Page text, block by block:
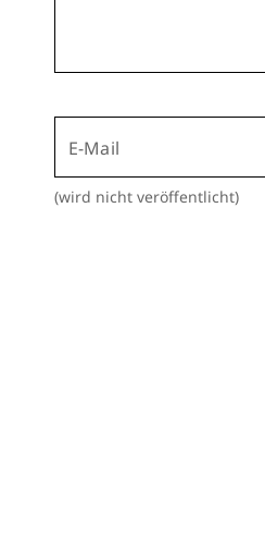
E-Mail
(wird nicht veröffentlicht)